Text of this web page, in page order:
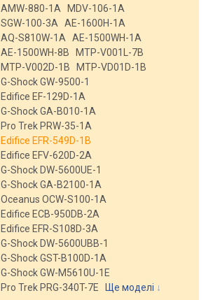
AMW-880-1A
MDV-106-1A
SGW-100-3A
AE-1600H-1A
AQ-S810W-1A
AE-1500WH-1A
AE-1500WH-8B
MTP-V001L-7B
MTP-V002D-1B
MTP-VD01D-1B
G-Shock GW-9500-1
Edifice EF-129D-1A
G-Shock GA-B010-1A
Pro Trek PRW-35-1A
Edifice EFR-549D-1B
Edifice EFV-620D-2A
G-Shock DW-5600UE-1
G-Shock GA-B2100-1A
Oceanus OCW-S100-1A
Edifice ECB-950DB-2A
Edifice EFR-S108D-3A
G-Shock DW-5600UBB-1
G-Shock GST-B100D-1A
G-Shock GW-M5610U-1E
Pro Trek PRG-340T-7E
Ще моделі ↓